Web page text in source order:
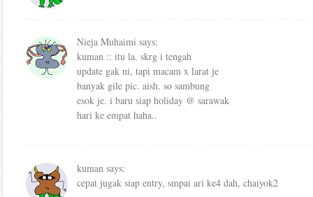
Nieja Muhaimi says:
kuman :: itu la. skrg i tengah
update gak ni, tapi macam x larat je
banyak gile pic. aish. so sambung
esok je. i baru siap holiday @ sarawak
hari ke empat haha..
kuman says:
cepat jugak siap entry, smpai ari ke4 dah, chaiyok2